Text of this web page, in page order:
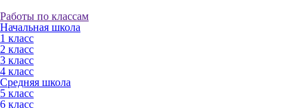
Работы по классам
Начальная школа
1 класс
2 класс
3 класс
4 класс
Средняя школа
5 класс
6 класс